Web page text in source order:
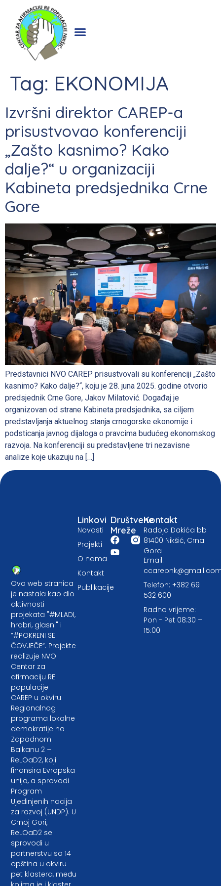
Tag: EKONOMIJA
Izvršni direktor CAREP-a
prisustvovao konferenciji
„Zašto kasnimo? Kako
dalje?“ u organizaciji
Kabineta predsjednika Crne
Gore
Predstavnici NVO CAREP prisustvovali su konferenciji „Zašto
kasnimo? Kako dalje?“, koju je 28. juna 2025. godine otvorio
predsjednik Crne Gore, Jakov Milatović. Događaj je
organizovan od strane Kabineta predsjednika, sa ciljem
predstavljanja aktuelnog stanja crnogorske ekonomije i
podsticanja javnog dijaloga o pravcima budućeg ekonomskog
razvoja. Na konferenciji su predstavljene tri nezavisne
analize koje ukazuju na […]
Ova web stranica
je nastala kao dio
aktivnosti
projekata "#MLADI,
hrabri, glasni" i
“#POKRENI SE
ČOVJEČE”. Projekte
realizuje NVO
Centar za
afirmaciju RE
populacije –
CAREP u okviru
Regionalnog
programa lokalne
demokratije na
Zapadnom
Balkanu 2 –
ReLOaD2, koji
finansira Evropska
unija, a sprovodi
Program
Ujedinjenih nacija
za razvoj (UNDP). U
Crnoj Gori,
ReLOaD2 se
sprovodi u
partnerstvu sa 14
opština u okviru
pet klastera, među
Društvene
Mreže
Linkovi
Novosti
Projekti
O nama
Kontakt
Publikacije
Kontakt
Radoja Dakića bb
81400 Nikšić, Crna
Gora
Email:
Telefon: +382 69
532 600
Radno vrijeme:
Pon - Pet 08:30 –
15:00